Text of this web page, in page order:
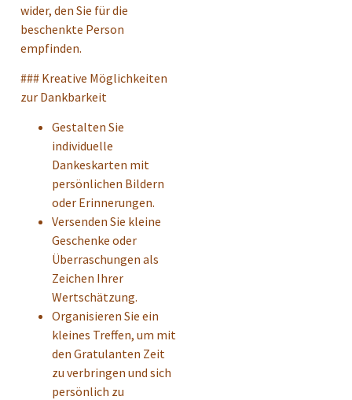
wider, den Sie für die
beschenkte Person
empfinden.
### Kreative Möglichkeiten
zur Dankbarkeit
Gestalten Sie
individuelle
Dankeskarten mit
persönlichen Bildern
oder Erinnerungen.
Versenden Sie kleine
Geschenke oder
Überraschungen als
Zeichen Ihrer
Wertschätzung.
Organisieren Sie ein
kleines Treffen, um mit
den Gratulanten Zeit
zu verbringen und sich
persönlich zu